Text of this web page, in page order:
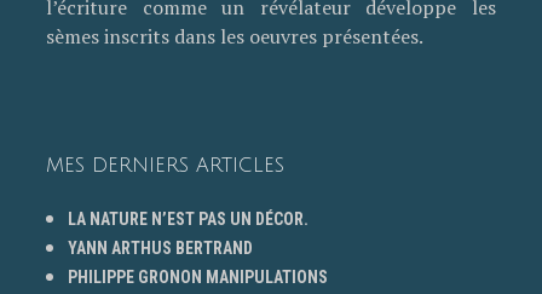
l’écriture comme un révélateur développe les
sèmes inscrits dans les oeuvres présentées.
MES DERNIERS ARTICLES
LA NATURE N’EST PAS UN DÉCOR.
YANN ARTHUS BERTRAND
PHILIPPE GRONON MANIPULATIONS